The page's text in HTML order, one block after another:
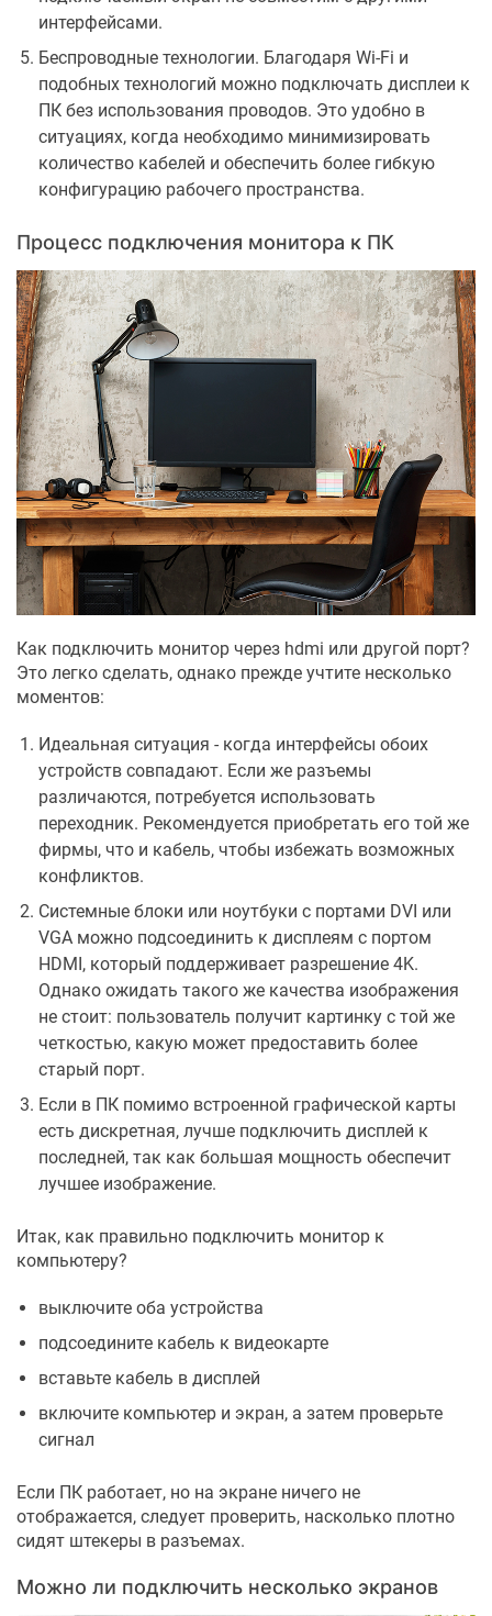
интерфейсами.
Беспроводные технологии. Благодаря Wi-Fi и
подобных технологий можно подключать дисплеи к
ПК без использования проводов. Это удобно в
ситуациях, когда необходимо минимизировать
количество кабелей и обеспечить более гибкую
конфигурацию рабочего пространства.
Процесс подключения монитора к ПК
Как подключить монитор через hdmi или другой порт?
Это легко сделать, однако прежде учтите несколько
моментов:
Идеальная ситуация - когда интерфейсы обоих
устройств совпадают. Если же разъемы
различаются, потребуется использовать
переходник. Рекомендуется приобретать его той же
фирмы, что и кабель, чтобы избежать возможных
конфликтов.
Системные блоки или ноутбуки с портами DVI или
VGA можно подсоединить к дисплеям с портом
HDMI, который поддерживает разрешение 4K.
Однако ожидать такого же качества изображения
не стоит: пользователь получит картинку с той же
четкостью, какую может предоставить более
старый порт.
Если в ПК помимо встроенной графической карты
есть дискретная, лучше подключить дисплей к
последней, так как большая мощность обеспечит
лучшее изображение.
Итак, как правильно подключить монитор к
компьютеру?
выключите оба устройства
подсоедините кабель к видеокарте
вставьте кабель в дисплей
включите компьютер и экран, а затем проверьте
сигнал
Если ПК работает, но на экране ничего не
отображается, следует проверить, насколько плотно
сидят штекеры в разъемах.
Можно ли подключить несколько экранов